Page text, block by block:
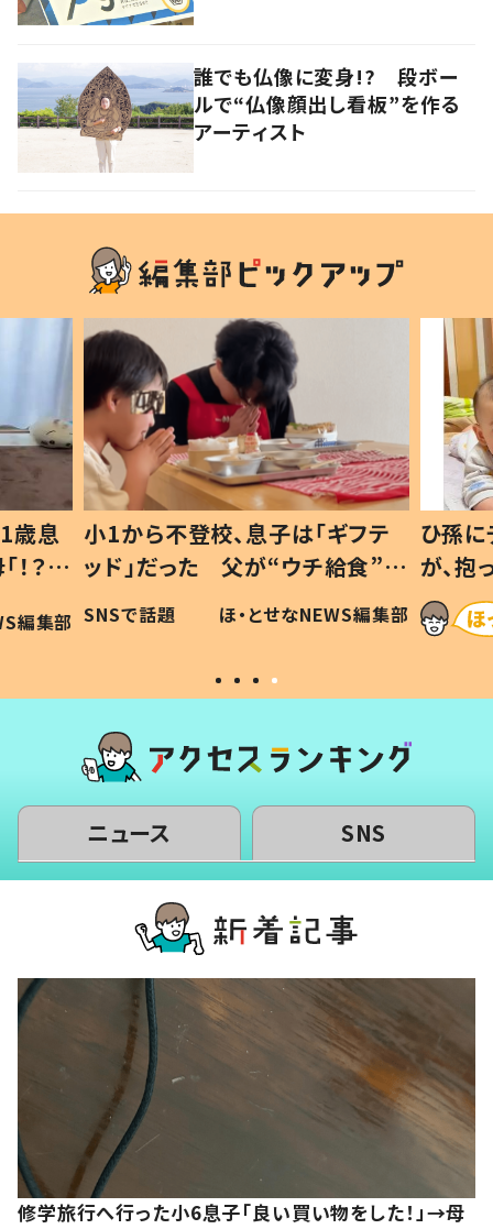
誰でも仏像に変身!? 段ボー
ルで“仏像顔出し看板”を作る
アーティスト
、息子は「ギフテ
父が“ウチ給食”を
由とは #令和の親
ほ・とせなNEWS編集部
ひ孫にデレデレな80歳じ
が、抱っこすると…ひ孫の
「涙が出ました」「可愛く
い」
ほ・とせな
ニュース SNS
修学旅行へ行った小6息子「良い買い物をした！」→母